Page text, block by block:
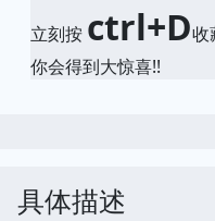
立刻按 ctrl+D收
你会得到大惊喜!!
具体描述